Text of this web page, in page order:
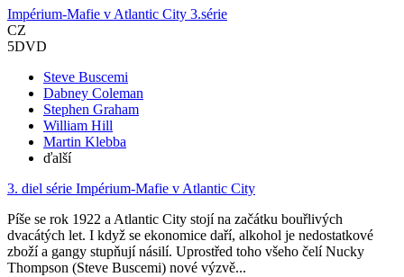
Impérium-Mafie v Atlantic City 3.série
CZ
5DVD
Steve Buscemi
Dabney Coleman
Stephen Graham
William Hill
Martin Klebba
ďalší
3. diel série Impérium-Mafie v Atlantic City
Píše se rok 1922 a Atlantic City stojí na začátku bouřlivých
dvacátých let. I když se ekonomice daří, alkohol je nedostatkové
zboží a gangy stupňují násilí. Uprostřed toho všeho čelí Nucky
Thompson (Steve Buscemi) nové výzvě...